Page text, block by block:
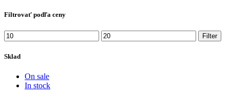
Filtrovať podľa ceny
Min
price
Max
price
Filter
Sklad
On sale
In stock